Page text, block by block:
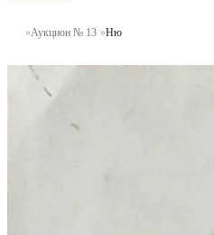
Аукцион № 13 Ню